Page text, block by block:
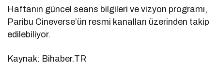
Haftanın güncel seans bilgileri ve vizyon programı,
Paribu Cineverse’ün resmi kanalları üzerinden takip
edilebiliyor.
Kaynak: Bihaber.TR